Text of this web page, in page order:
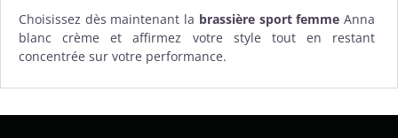
Choisissez dès maintenant la brassière sport femme Anna
blanc crème et affirmez votre style tout en restant
concentrée sur votre performance.